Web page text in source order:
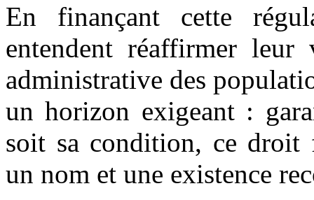
En finançant cette
entendent réaffirmer leur
administrative des
un horizon exigeant :
soit sa condition, ce droit
un nom et une existence